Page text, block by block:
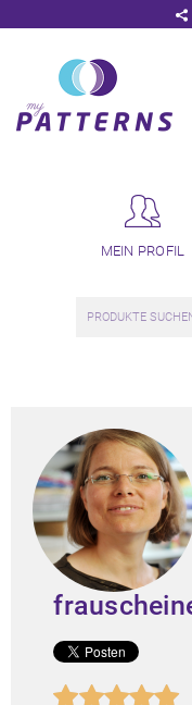
MEIN PROFIL